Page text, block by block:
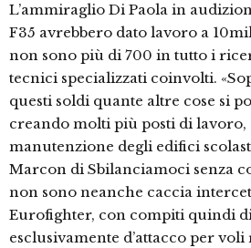
L’ammiraglio Di Paola in
F35 avrebbero dato lavoro a
non sono più di 700 in tutto i
tecnici specializzati coinvolti.
questi soldi quante altre cose si
creando molti più posti di lavoro,
manutenzione degli edifici
Marcon di Sbilanciamoci senza
non sono neanche caccia
Eurofighter, con compiti quindi
esclusivamente d’attacco per